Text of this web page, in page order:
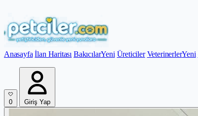
Anasayfa İlan Haritası BakıcılarYeni Üreticiler VeterinerlerYeni
0 Giriş Yap